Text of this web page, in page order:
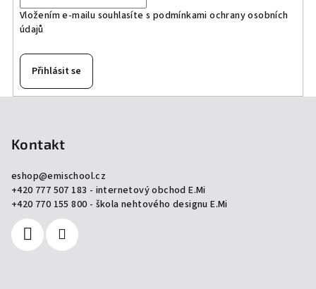
Vložením e-mailu souhlasíte s podmínkami ochrany osobních
údajů
Přihlásit se
Kontakt
eshop@emischool.cz
+420 777 507 183 - internetový obchod E.Mi
+420 770 155 800 - škola nehtového designu E.Mi